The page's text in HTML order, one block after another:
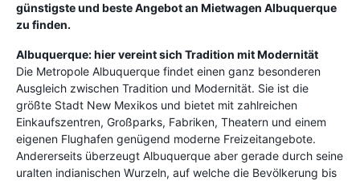
günstigste und beste Angebot an Mietwagen Albuquerque
zu finden.
Albuquerque: hier vereint sich Tradition mit Modernität
Die Metropole Albuquerque findet einen ganz besonderen
Ausgleich zwischen Tradition und Modernität. Sie ist die
größte Stadt New Mexikos und bietet mit zahlreichen
Einkaufszentren, Großparks, Fabriken, Theatern und einem
eigenen Flughafen genügend moderne Freizeitangebote.
Andererseits überzeugt Albuquerque aber gerade durch seine
uralten indianischen Wurzeln, auf welche die Bevölkerung bis